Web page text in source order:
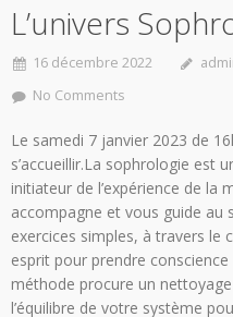
L’univers
16 décembre 2022
No Comments
Le samedi 7 janvier 2023 de
s’accueillir.La sophrologie est
initiateur de l’expérience de la
accompagne et vous guide au
exercices simples, à travers le
esprit pour prendre
méthode procure un
l’équilibre de votre système